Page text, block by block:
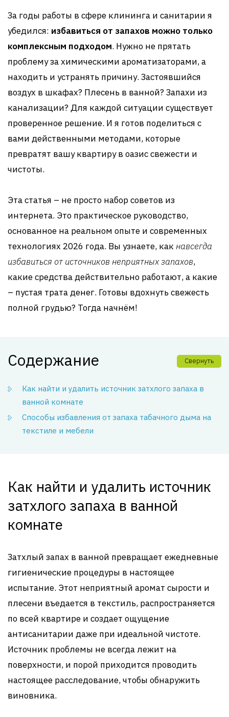
За годы работы в сфере клининга и санитарии я
убедился: избавиться от запахов можно только
комплексным подходом. Нужно не прятать
проблему за химическими ароматизаторами, а
находить и устранять причину. Застоявшийся
воздух в шкафах? Плесень в ванной? Запахи из
канализации? Для каждой ситуации существует
проверенное решение. И я готов поделиться с
вами действенными методами, которые
превратят вашу квартиру в оазис свежести и
чистоты.
Эта статья – не просто набор советов из
интернета. Это практическое руководство,
основанное на реальном опыте и современных
технологиях 2026 года. Вы узнаете, как навсегда
избавиться от источников неприятных запахов,
какие средства действительно работают, а какие
– пустая трата денег. Готовы вдохнуть свежесть
полной грудью? Тогда начнём!
Содержание Свернуть
Как найти и удалить источник затхлого запаха в
ванной комнате
Способы избавления от запаха табачного дыма на
текстиле и мебели
Как найти и удалить источник
затхлого запаха в ванной
комнате
Затхлый запах в ванной превращает ежедневные
гигиенические процедуры в настоящее
испытание. Этот неприятный аромат сырости и
плесени въедается в текстиль, распространяется
по всей квартире и создает ощущение
антисанитарии даже при идеальной чистоте.
Источник проблемы не всегда лежит на
поверхности, и порой приходится проводить
настоящее расследование, чтобы обнаружить
виновника.